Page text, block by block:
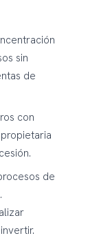
sin
de
con
de